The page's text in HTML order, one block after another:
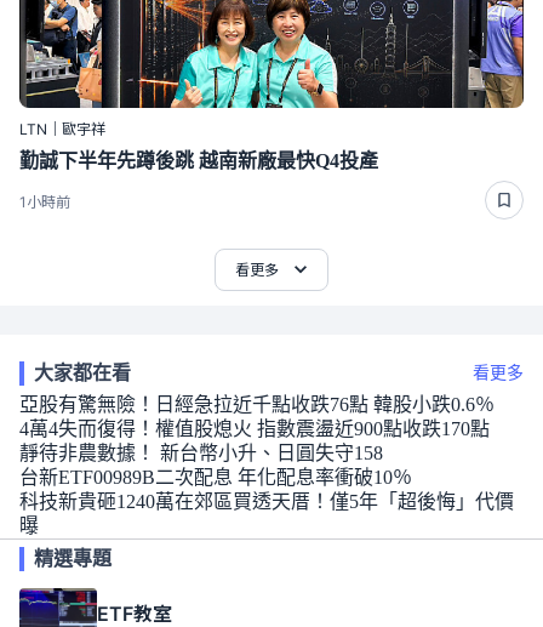
LTN｜歐宇祥
勤誠下半年先蹲後跳 越南新廠最快Q4投產
1小時前
看更多
大家都在看 看更多
亞股有驚無險！日經急拉近千點收跌76點 韓股小跌0.6％
4萬4失而復得！權值股熄火 指數震盪近900點收跌170點
靜待非農數據！ 新台幣小升、日圓失守158
台新ETF00989B二次配息 年化配息率衝破10％
科技新貴砸1240萬在郊區買透天厝！僅5年「超後悔」代價
曝
精選專題
ETF教室